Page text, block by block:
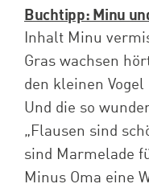
Buchtipp: Minu
Inhalt Minu
Gras wachsen
den kleinen
Und die so
„Flausen sind
sind Marmelade
Minus Oma eine